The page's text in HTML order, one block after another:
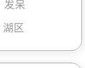
发呆
湖区